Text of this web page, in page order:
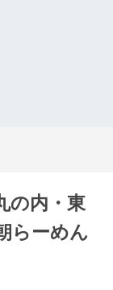
の内・東
らーめん